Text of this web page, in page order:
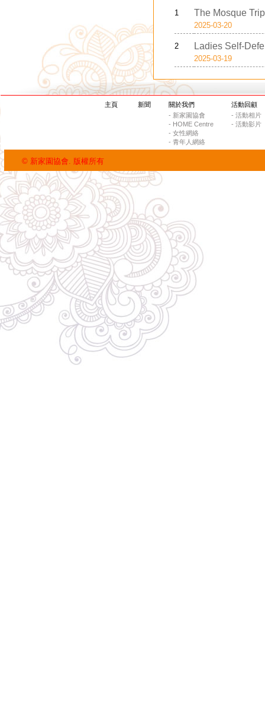
1 The Mosque
2025-03-20
2 Ladies Self-
2025-03-19
主頁 新聞
關於我們
- 新家園協會
- HOME Centre
- 女性網絡
- 青年人網絡
活動回顧
- 活動相片
- 活動影片
© 新家園協會. 版權所有